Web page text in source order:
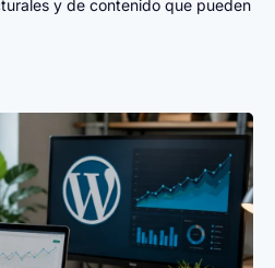
y de contenido que pueden